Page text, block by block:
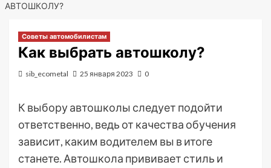
АВТОШКОЛУ?
Советы автомобилистам
Как выбрать автошколу?
sib_ecometal 25 января 2023 0
К выбору автошколы следует подойти
ответственно, ведь от качества обучения
зависит, каким водителем вы в итоге
станете. Автошкола прививает стиль и